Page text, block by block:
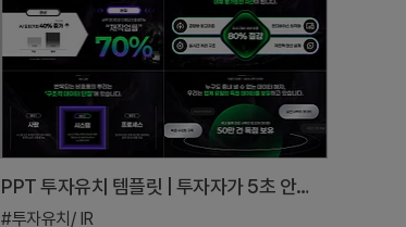
PPT 투자유치 템플릿 | 투자자가 5초 안에 끄덕이는 AI 스타트업 IR 피치덱 구성 완성본
#투자유치/ IR